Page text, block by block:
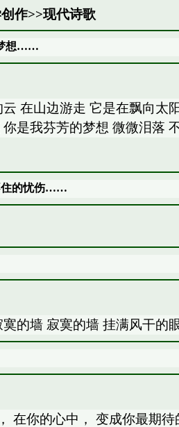
作>>现代诗歌
想……
在山边游走 它是在飘向太
是我芬芳的梦想 微微泪落
住的忧伤……
的墙 寂寞的墙 挂满风干的
在你的心中， 变成你最期